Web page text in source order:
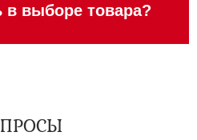
выборе товара?